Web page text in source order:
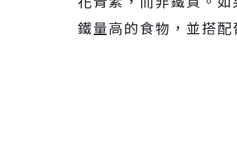
鐵量高的食物，並搭